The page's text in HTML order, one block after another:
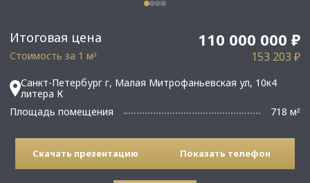
Итоговая цена 110 000 000 ₽
Стоимость за 1 м² 153 203 ₽
Санкт-Петербург г, Малая Митрофаньевская ул, 10к4
литера К
Площадь помещения
718 м²
Скачать презентацию Показать телефон